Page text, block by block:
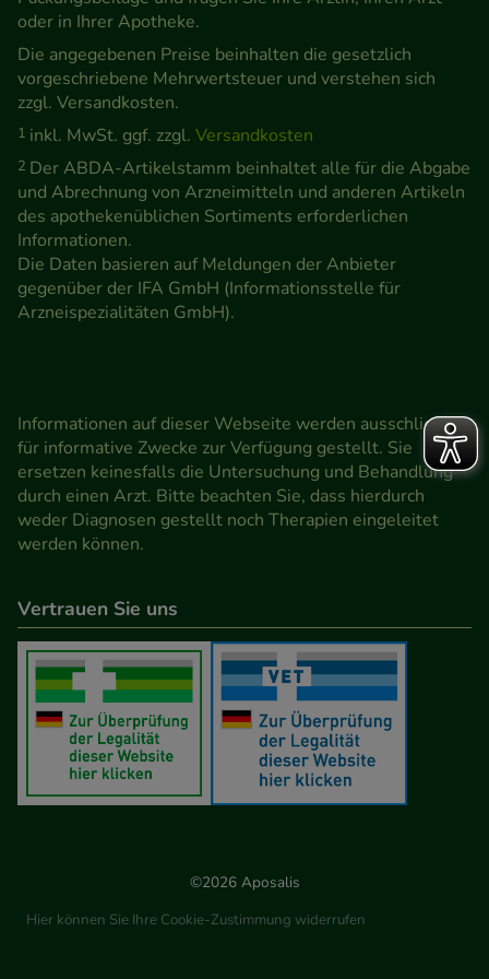
oder in Ihrer Apotheke.
Die angegebenen Preise beinhalten die gesetzlich
vorgeschriebene Mehrwertsteuer und verstehen sich
zzgl. Versandkosten.
1 inkl. MwSt. ggf. zzgl. Versandkosten
2 Der ABDA-Artikelstamm beinhaltet alle für die Abgabe
und Abrechnung von Arzneimitteln und anderen Artikeln
des apothekenüblichen Sortiments erforderlichen
Informationen.
Die Daten basieren auf Meldungen der Anbieter
gegenüber der IFA GmbH (Informationsstelle für
Arzneispezialitäten GmbH).
Informationen auf dieser Webseite werden ausschließlich
für informative Zwecke zur Verfügung gestellt. Sie
ersetzen keinesfalls die Untersuchung und Behandlung
durch einen Arzt. Bitte beachten Sie, dass hierdurch
weder Diagnosen gestellt noch Therapien eingeleitet
werden können.
Vertrauen Sie uns
©2026 Aposalis
Hier können Sie Ihre Cookie-Zustimmung widerrufen